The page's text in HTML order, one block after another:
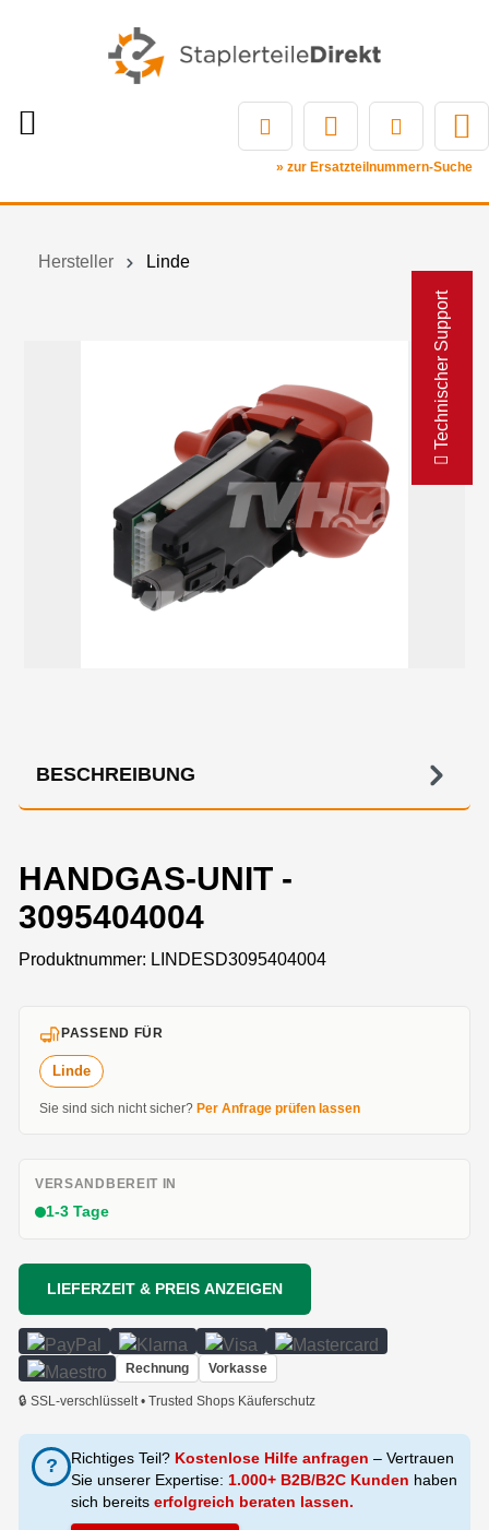
Technischer Support
» zur Ersatzteilnummern-Suche
Hersteller Linde
BESCHREIBUNG
HANDGAS-UNIT -
3095404004
Produktnummer: LINDESD3095404004
PASSEND FÜR
Linde
Sie sind sich nicht sicher? Per Anfrage prüfen lassen
VERSANDBEREIT IN
1-3 Tage
LIEFERZEIT & PREIS ANZEIGEN
Rechnung Vorkasse
🔒 SSL-verschlüsselt • Trusted Shops Käuferschutz
? Richtiges Teil? Kostenlose Hilfe anfragen – Vertrauen
Sie unserer Expertise: 1.000+ B2B/B2C Kunden haben
sich bereits erfolgreich beraten lassen.